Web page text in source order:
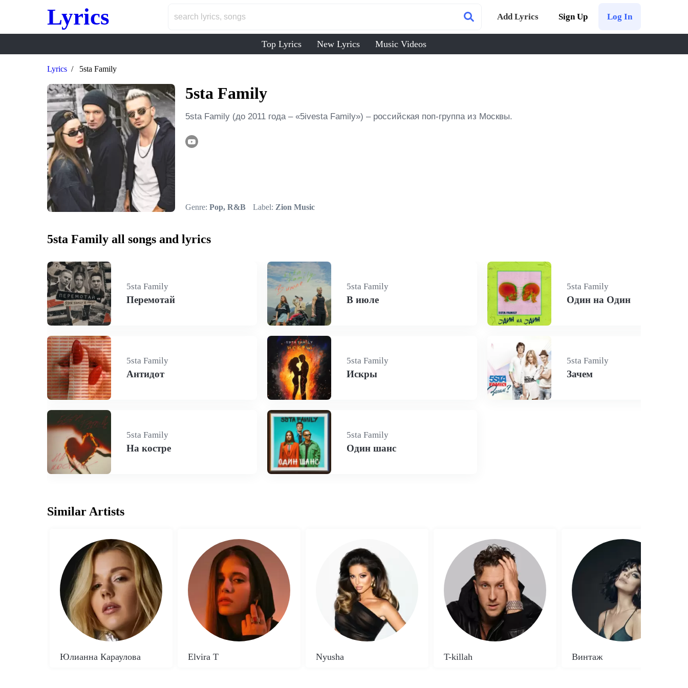
Lyrics Add Lyrics Sign Up Log In
Top Lyrics New Lyrics Music Videos
Lyrics 5sta Family
5sta Family
5sta Family (до 2011 года – «5ivesta Family») – российская поп-группа из Москвы.
Genre: Pop, R&B Label: Zion Music
5sta Family all songs and lyrics
5sta Family
Перемотай
5sta Family
Антидот
5sta Family
На костре
5sta Family
В июле
5sta Family
Искры
5sta Family
Один шанс
5sta Family
Один на Один
5sta Family
Зачем
Similar Artists
Юлианна Караулова Elvira T Nyusha T-killah Винтаж